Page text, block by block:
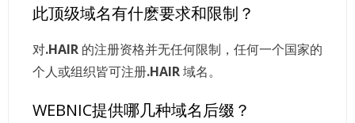
此顶级域名有什麽要求和限制？
对.HAIR 的注册资格并无任何限制，任何一个国家的
个人或组织皆可注册.HAIR域名。
WEBNIC提供哪几种域名后缀？